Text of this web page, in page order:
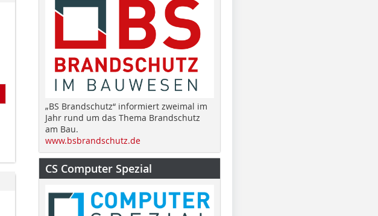
„BS Brandschutz“ informiert zweimal im
Jahr rund um das Thema Brandschutz
am Bau.
www.bsbrandschutz.de
CS Computer Spezial